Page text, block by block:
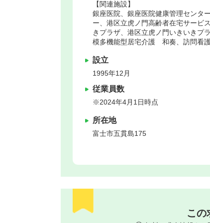
【関連施設】
銀座医院、銀座医院健康管理センタ
ー、港区立虎ノ門高齢者在宅サービ
きプラザ、港区立虎ノ門いきいきプ
模多機能型居宅介護 和奏、訪問看
設立
1995年12月
従業員数
※2024年4月1日時点
所在地
富士市五貫島175
この